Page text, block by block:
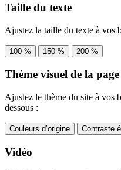
Taille du texte
Ajustez la taille du texte à vos
100 % 150 % 200 %
Thème visuel de la page
Ajustez le thème du site à vos
dessous :
Couleurs d’origine Contraste
Vidéo